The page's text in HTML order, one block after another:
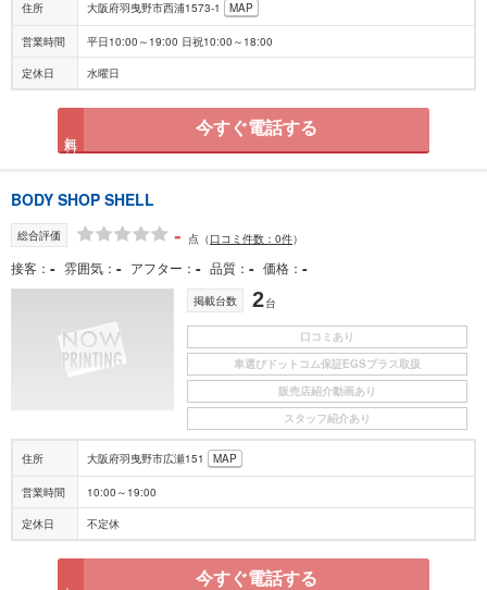
住所 大阪府羽曳野市西浦1573‐1 MAP
営業時間 平日10:00～19:00 日祝10:00～18:00
定休日 水曜日
今すぐ電話する
BODY SHOP SHELL
総合評価 - 点 （口コミ件数：0件）
接客 - 雰囲気 - アフター - 品質 - 価格 -
掲載台数 2台
口コミあり
車選びドットコム保証EGSプラス取扱
販売店紹介動画あり
スタッフ紹介あり
住所 大阪府羽曳野市広瀬151 MAP
営業時間 10:00～19:00
定休日 不定休
今すぐ電話する